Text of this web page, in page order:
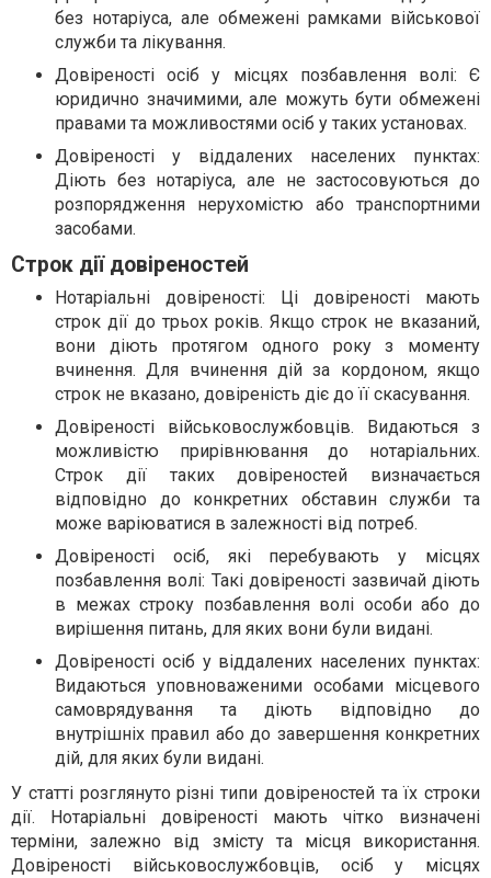
без нотаріуса, але обмежені рамками військової
служби та лікування.
Довіреності осіб у місцях позбавлення волі: Є
юридично значимими, але можуть бути обмежені
правами та можливостями осіб у таких установах.
Довіреності у віддалених населених пунктах:
Діють без нотаріуса, але не застосовуються до
розпорядження нерухомістю або транспортними
засобами.
Строк дії довіреностей
Нотаріальні довіреності: Ці довіреності мають
строк дії до трьох років. Якщо строк не вказаний,
вони діють протягом одного року з моменту
вчинення. Для вчинення дій за кордоном, якщо
строк не вказано, довіреність діє до її скасування.
Довіреності військовослужбовців. Видаються з
можливістю прирівнювання до нотаріальних.
Строк дії таких довіреностей визначається
відповідно до конкретних обставин служби та
може варіюватися в залежності від потреб.
Довіреності осіб, які перебувають у місцях
позбавлення волі: Такі довіреності зазвичай діють
в межах строку позбавлення волі особи або до
вирішення питань, для яких вони були видані.
Довіреності осіб у віддалених населених пунктах:
Видаються уповноваженими особами місцевого
самоврядування та діють відповідно до
внутрішніх правил або до завершення конкретних
дій, для яких були видані.
У статті розглянуто різні типи довіреностей та їх строки
дії. Нотаріальні довіреності мають чітко визначені
терміни, залежно від змісту та місця використання.
Довіреності військовослужбовців, осіб у місцях